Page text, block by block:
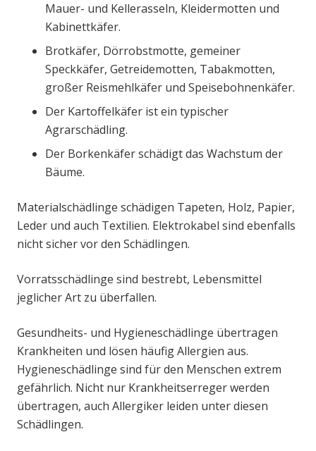
Mauer- und Kellerasseln, Kleidermotten und
Kabinettkäfer.
Brotkäfer, Dörrobstmotte, gemeiner
Speckkäfer, Getreidemotten, Tabakmotten,
großer Reismehlkäfer und Speisebohnenkäfer.
Der Kartoffelkäfer ist ein typischer
Agrarschädling.
Der Borkenkäfer schädigt das Wachstum der
Bäume.
Materialschädlinge schädigen Tapeten, Holz, Papier,
Leder und auch Textilien. Elektrokabel sind ebenfalls
nicht sicher vor den Schädlingen.
Vorratsschädlinge sind bestrebt, Lebensmittel
jeglicher Art zu überfallen.
Gesundheits- und Hygieneschädlinge übertragen
Krankheiten und lösen häufig Allergien aus.
Hygieneschädlinge sind für den Menschen extrem
gefährlich. Nicht nur Krankheitserreger werden
übertragen, auch Allergiker leiden unter diesen
Schädlingen.